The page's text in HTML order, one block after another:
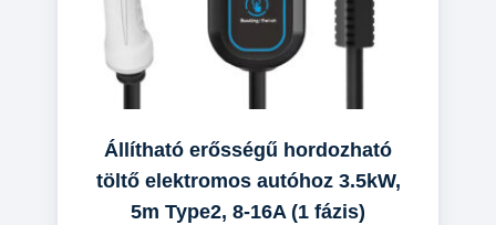
Állítható erősségű hordozható
töltő elektromos autóhoz 3.5kW,
5m Type2, 8-16A (1 fázis)